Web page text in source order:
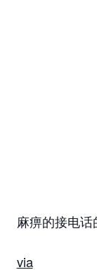
麻痹的接电话
via